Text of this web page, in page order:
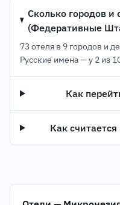
Сколько городов и
(Федеративные
73 отеля в 9 городов и
Русские имена — у 2 из
Как
Как